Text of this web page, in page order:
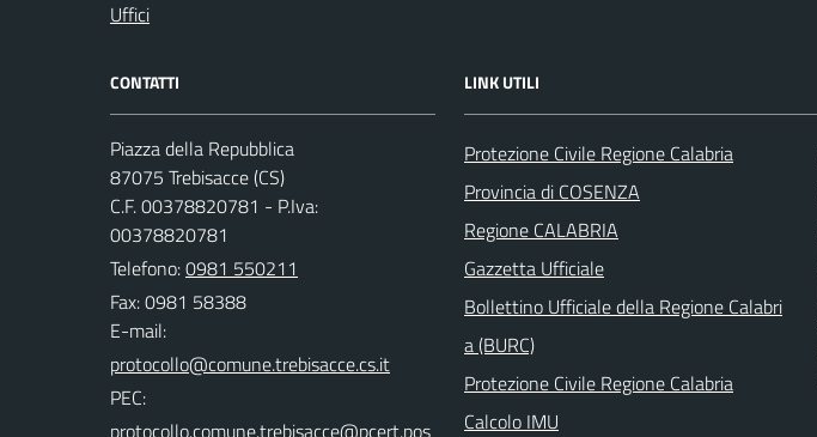
Uffici
CONTATTI
Piazza della Repubblica
87075 Trebisacce (CS)
C.F. 00378820781 - P.Iva:
00378820781
Telefono:0981 550211
Fax: 0981 58388
E-mail:
PEC:
LINK UTILI
Protezione Civile Regione Calabria
Provincia di COSENZA
Regione CALABRIA
Gazzetta Ufficiale
Bollettino Ufficiale della Regione Calabri
a (BURC)
Protezione Civile Regione Calabria
Calcolo IMU